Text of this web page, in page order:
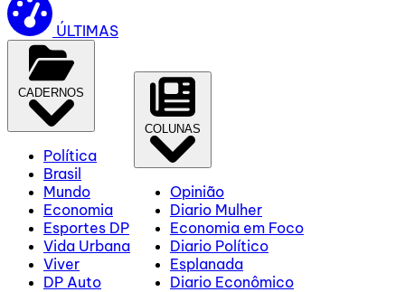
ÚLTIMAS
CADERNOS
Política
Brasil
Mundo
Economia
Esportes DP
Vida Urbana
Viver
DP Auto
COLUNAS
Opinião
Diario Mulher
Economia em Foco
Diario Político
Esplanada
Diario Econômico